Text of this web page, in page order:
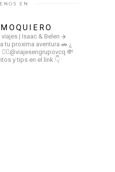
EN
| Isaac & Belen ✈️
tu proxima aventura 🚗 ¿
💸
y tips en el link 👇